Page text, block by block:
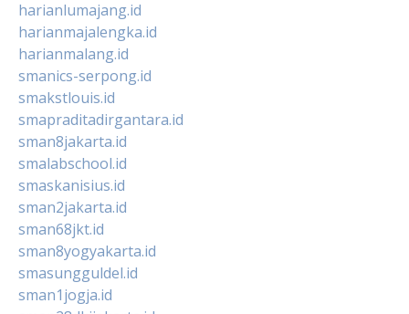
harianlumajang.id
harianmajalengka.id
harianmalang.id
smanics-serpong.id
smakstlouis.id
smapraditadirgantara.id
sman8jakarta.id
smalabschool.id
smaskanisius.id
sman2jakarta.id
sman68jkt.id
sman8yogyakarta.id
smasungguldel.id
sman1jogja.id